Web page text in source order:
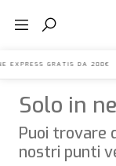
EXPRESS GRATIS
Solo in
Puoi trovare
nostri punti